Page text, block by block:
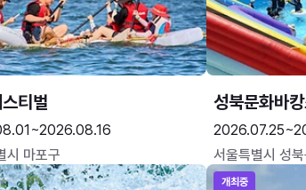
티벌
시 마포구
성북문화바
서울특별시 성
개최중